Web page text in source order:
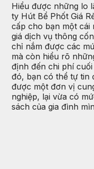
Hiểu được những lo
ty Hút Bể Phốt Giá
cấp cho bạn một cái
giá dịch vụ thông
chỉ nắm được các
mà còn hiểu rõ
định đến chi phí
đó, bạn có thể tự tin
được một đơn vị
nghiệp, lại vừa có
sách của gia đình